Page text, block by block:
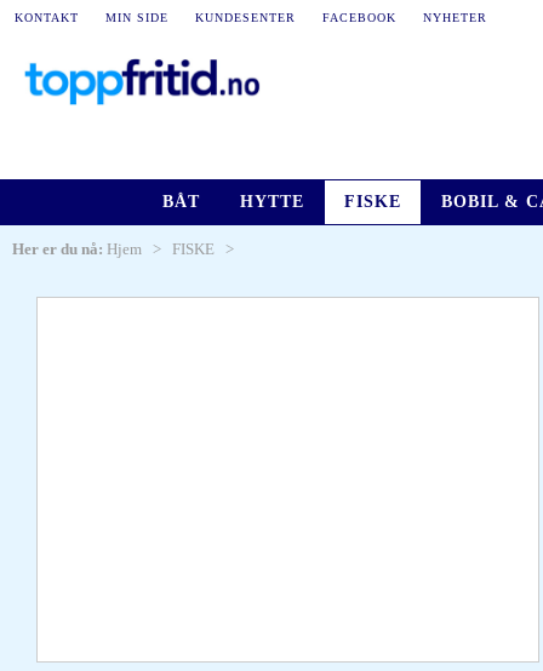
KONTAKT MIN SIDE KUNDESENTER FACEBOOK NYHETER
BÅT HYTTE FISKE BOBIL &
Her er du nå: Hjem > FISKE >